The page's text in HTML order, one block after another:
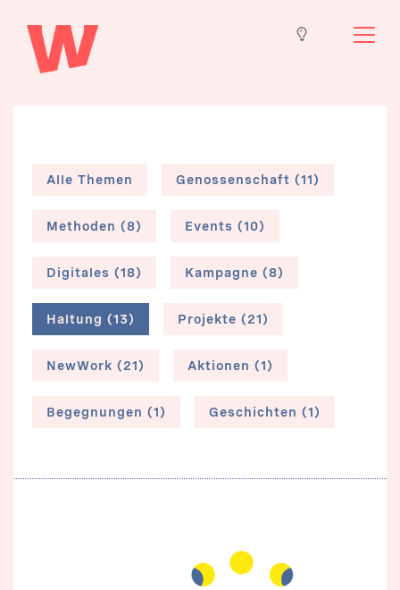
Alle Themen Genossenschaft (11)
Methoden (8) Events (10)
Digitales (18) Kampagne (8)
Haltung (13) Projekte (21)
NewWork (21) Aktionen (1)
Begegnungen (1) Geschichten (1)